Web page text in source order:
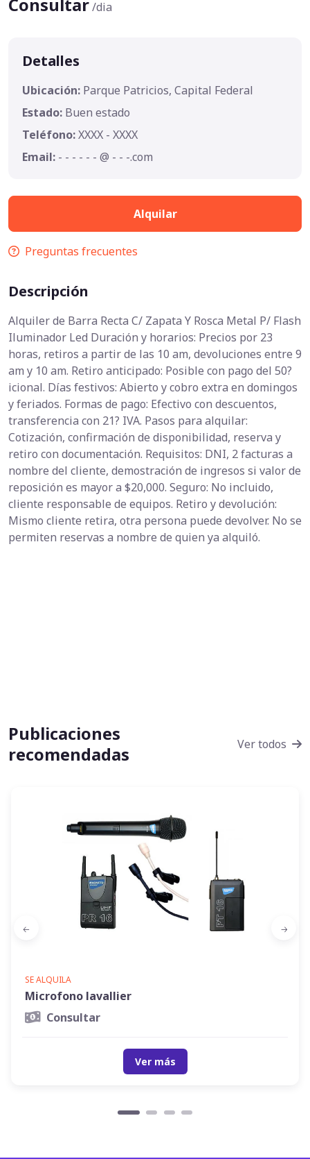
Consultar/dia
Detalles
Ubicación: Parque Patricios, Capital Federal
Estado: Buen estado
Teléfono:XXXX - XXXX
Email: - - - - - - @ - - -.com
Alquilar
Preguntas frecuentes
Descripción
Alquiler de Barra Recta C/ Zapata Y Rosca Metal P/ Flash
Iluminador Led Duración y horarios: Precios por 23
horas, retiros a partir de las 10 am, devoluciones entre 9
am y 10 am. Retiro anticipado: Posible con pago del 50?
icional. Días festivos: Abierto y cobro extra en domingos
y feriados. Formas de pago: Efectivo con descuentos,
transferencia con 21? IVA. Pasos para alquilar:
Cotización, confirmación de disponibilidad, reserva y
retiro con documentación. Requisitos: DNI, 2 facturas a
nombre del cliente, demostración de ingresos si valor de
reposición es mayor a $20,000. Seguro: No incluido,
cliente responsable de equipos. Retiro y devolución:
Mismo cliente retira, otra persona puede devolver. No se
permiten reservas a nombre de quien ya alquiló.
Publicaciones
recomendadas
Ver todos
SE ALQUILA
Microfono lavallier
Consultar
Ver más